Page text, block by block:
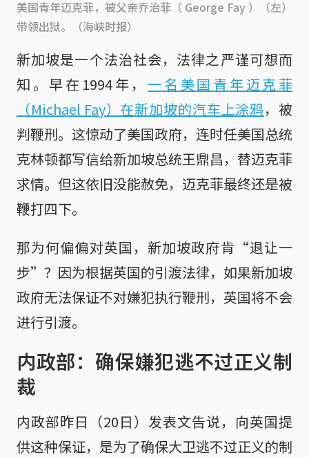
美国青年迈克菲，被父亲乔治菲（ George Fay ）（左）
带领出狱。（海峡时报）
新加坡是一个法治社会，法律之严谨可想而
知。早在1994年，一名美国青年迈克菲
（Michael Fay）在新加坡的汽车上涂鸦，被
判鞭刑。这惊动了美国政府，连时任美国总统
克林顿都写信给新加坡总统王鼎昌，替迈克菲
求情。但这依旧没能赦免，迈克菲最终还是被
鞭打四下。
那为何偏偏对英国，新加坡政府肯“退让一
步”？因为根据英国的引渡法律，如果新加坡
政府无法保证不对嫌犯执行鞭刑，英国将不会
进行引渡。
内政部：确保嫌犯逃不过正义制
裁
内政部昨日（20日）发表文告说，向英国提
供这种保证，是为了确保大卫逃不过正义的制